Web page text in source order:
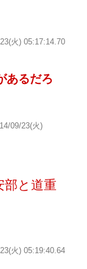
火) 05:17:14.70
あるだろ
09/23(火)
部と道重
火) 05:19:40.64